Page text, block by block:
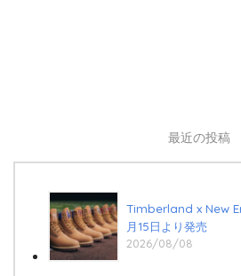
最近の投稿
Timberland x New
月15日より発売
2026/08/08